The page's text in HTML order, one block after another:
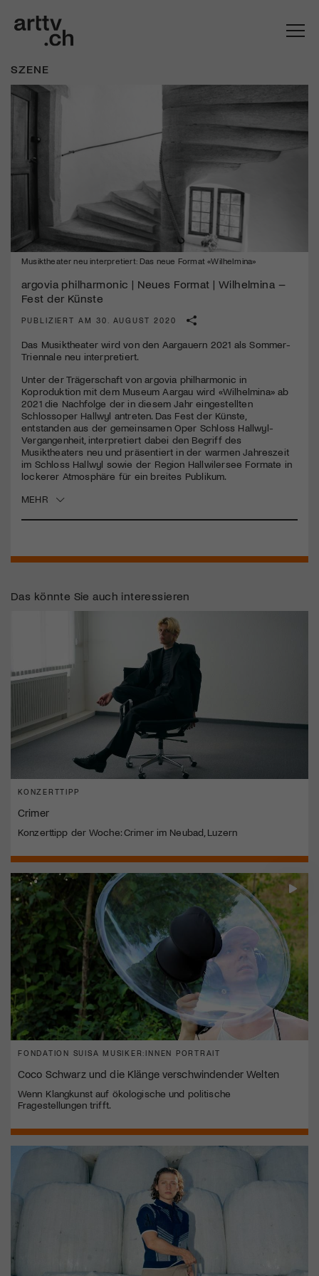
SZENE
Musiktheater neu interpretiert: Das neue Format «Wilhelmina»
argovia philharmonic | Neues Format | Wilhelmina –
Fest der Künste
PUBLIZIERT AM 30. AUGUST 2020
Das Musiktheater wird von den Aargauern 2021 als Sommer-
Triennale neu interpretiert.
Unter der Trägerschaft von argovia philharmonic in
Koproduktion mit dem Museum Aargau wird «Wilhelmina» ab
2021 die Nachfolge der in diesem Jahr eingestellten
Schlossoper Hallwyl antreten. Das Fest der Künste,
entstanden aus der gemeinsamen Oper Schloss Hallwyl-
Vergangenheit, interpretiert dabei den Begriff des
Musiktheaters neu und präsentiert in der warmen Jahreszeit
im Schloss Hallwyl sowie der Region Hallwilersee Formate in
lockerer Atmosphäre für ein breites Publikum.
MEHR
Das könnte Sie auch interessieren
KONZERTTIPP
Crimer
Konzerttipp der Woche: Crimer im Neubad, Luzern
FONDATION SUISA MUSIKER:INNEN PORTRAIT
Coco Schwarz und die Klänge verschwindender Welten
Wenn Klangkunst auf ökologische und politische
Fragestellungen trifft.
Mach mit: «Be Part of the Art»!
Kulturinstitution und unterstütze unsere Arbeit.
Mit deiner Mitgliedschaft erhältst du kostenlosen Zugang zu
Jetzt Mitglied werden